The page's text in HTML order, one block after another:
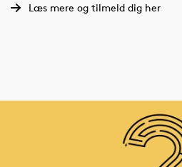
Læs mere og tilmeld dig her